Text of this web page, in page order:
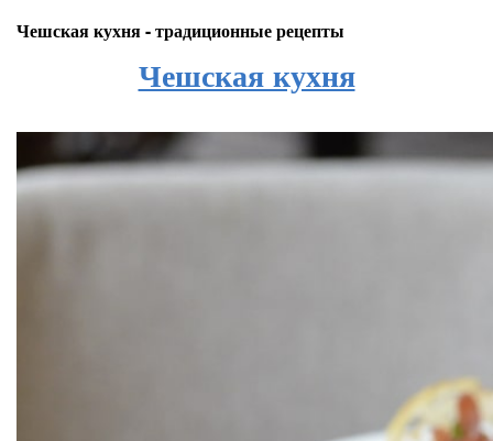
Чешская кухня - традиционные рецепты
Чешская кухня